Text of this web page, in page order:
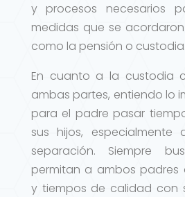
y procesos necesarios
medidas que se
como la pensión o custodia.
En cuanto a la custodia
ambas partes, entiendo lo
para el padre pasar
sus hijos, especialmente
separación. Siempre
permitan a ambos padres
y tiempos de calidad con